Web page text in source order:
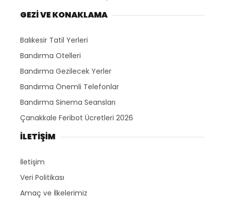
GEZİ VE KONAKLAMA
Balıkesir Tatil Yerleri
Bandırma Otelleri
Bandırma Gezilecek Yerler
Bandırma Önemli Telefonlar
Bandırma Sinema Seansları
Çanakkale Feribot Ücretleri 2026
İLETİŞİM
İletişim
Veri Politikası
Amaç ve İlkelerimiz